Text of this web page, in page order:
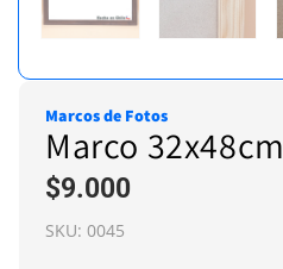
Marcos de Fotos
Marco 32x48cm
$9.000
SKU: 0045